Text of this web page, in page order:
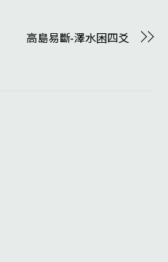
高島易斷-澤水困四爻